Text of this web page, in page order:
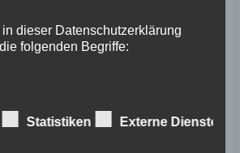
dieser Datenschutzerklärung
folgenden Begriffe:
Daten
Statistiken Externe Dienste